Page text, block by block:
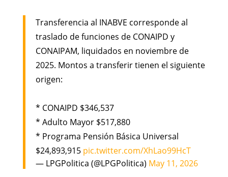
Transferencia al INABVE corresponde al
traslado de funciones de CONAIPD y
CONAIPAM, liquidados en noviembre de
2025. Montos a transferir tienen el siguiente
origen:
* CONAIPD $346,537
* Adulto Mayor $517,880
* Programa Pensión Básica Universal
$24,893,915 pic.twitter.com/XhLao99HcT
— LPGPolitica (@LPGPolitica) May 11, 2026